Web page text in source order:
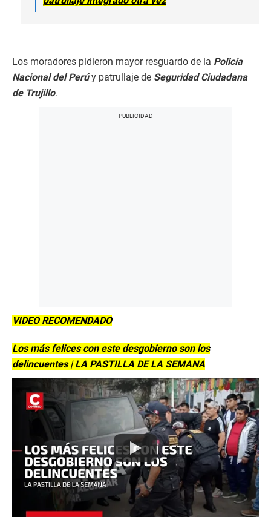
Los moradores pidieron mayor resguardo de la Policía
Nacional del Perúy patrullaje de Seguridad Ciudadana
de Trujillo.
VIDEO RECOMENDADO
Los más felices con este desgobierno son los
delincuentes | LA PASTILLA DE LA SEMANA